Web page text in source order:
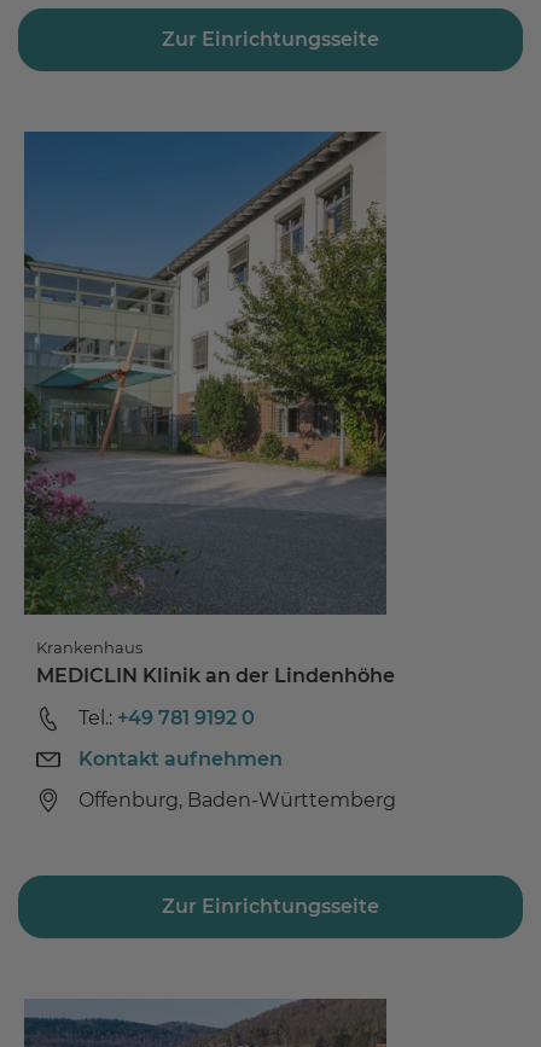
Zur Einrichtungsseite
Krankenhaus
MEDICLIN Klinik an der Lindenhöhe
Tel.: +49 781 9192 0
Kontakt aufnehmen
Offenburg, Baden-Württemberg
Zur Einrichtungsseite